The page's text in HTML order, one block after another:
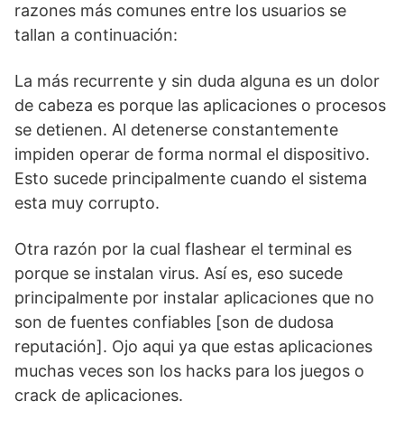
razones más comunes entre los usuarios se
tallan a continuación:
La más recurrente y sin duda alguna es un dolor
de cabeza es porque las aplicaciones o procesos
se detienen. Al detenerse constantemente
impiden operar de forma normal el dispositivo.
Esto sucede principalmente cuando el sistema
esta muy corrupto.
Otra razón por la cual flashear el terminal es
porque se instalan virus. Así es, eso sucede
principalmente por instalar aplicaciones que no
son de fuentes confiables [son de dudosa
reputación]. Ojo aqui ya que estas aplicaciones
muchas veces son los hacks para los juegos o
crack de aplicaciones.